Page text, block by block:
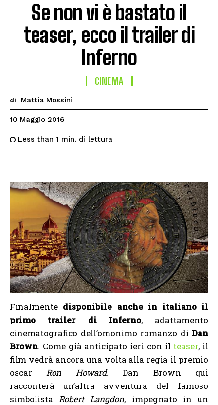
Se non vi è bastato il
teaser, ecco il trailer di
Inferno
CINEMA
di Mattia Mossini
10 Maggio 2016
Less than 1 min. di lettura
Finalmente disponibile anche in italiano il
primo trailer di Inferno, adattamento
cinematografico dell’omonimo romanzo di Dan
Brown. Come già anticipato ieri con il teaser, il
film vedrà ancora una volta alla regia il premio
oscarRon Howard.Dan Brown qui
racconterà un’altra avventura del famoso
simbolistaRobert Langdon, impegnato in un